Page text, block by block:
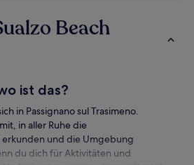
Beach
ist das?
in Passignano sul Trasimeno.
in aller Ruhe die
und die Umgebung
du dich für Aktivitäten und